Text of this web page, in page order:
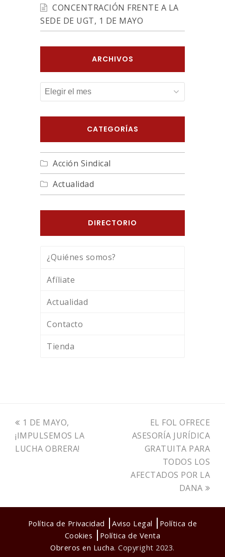
CONCENTRACIÓN FRENTE A LA
SEDE DE UGT, 1 DE MAYO
ARCHIVOS
ARCHIVOS
CATEGORÍAS
Acción Sindical
Actualidad
DIRECTORIO
¿Quiénes somos?
Afíliate
Actualidad
Contacto
Tienda
previous
post:
1 DE MAYO,
¡IMPULSEMOS LA
LUCHA OBRERA!
next
post:
EL FOL OFRECE
ASESORÍA JURÍDICA
GRATUITA PARA
TODOS LOS
AFECTADOS POR LA
DANA
Política de Privacidad Aviso Legal
Política de
Cookies
Política de Venta
Obreros en Lucha. Copyright 2023.